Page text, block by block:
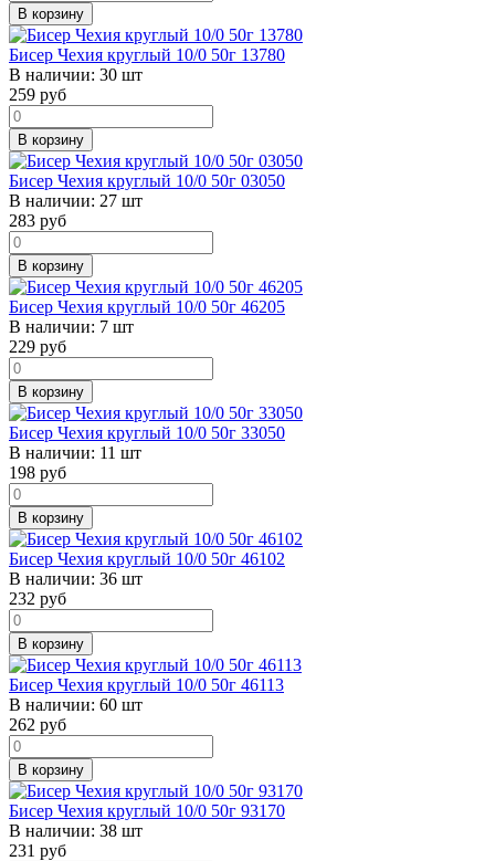
В корзину
Бисер Чехия круглый 10/0 50г 13780
В наличии: 30 шт
259 руб
В корзину
Бисер Чехия круглый 10/0 50г 03050
В наличии: 27 шт
283 руб
В корзину
Бисер Чехия круглый 10/0 50г 46205
В наличии: 7 шт
229 руб
В корзину
Бисер Чехия круглый 10/0 50г 33050
В наличии: 11 шт
198 руб
В корзину
Бисер Чехия круглый 10/0 50г 46102
В наличии: 36 шт
232 руб
В корзину
Бисер Чехия круглый 10/0 50г 46113
В наличии: 60 шт
262 руб
В корзину
Бисер Чехия круглый 10/0 50г 93170
В наличии: 38 шт
231 руб